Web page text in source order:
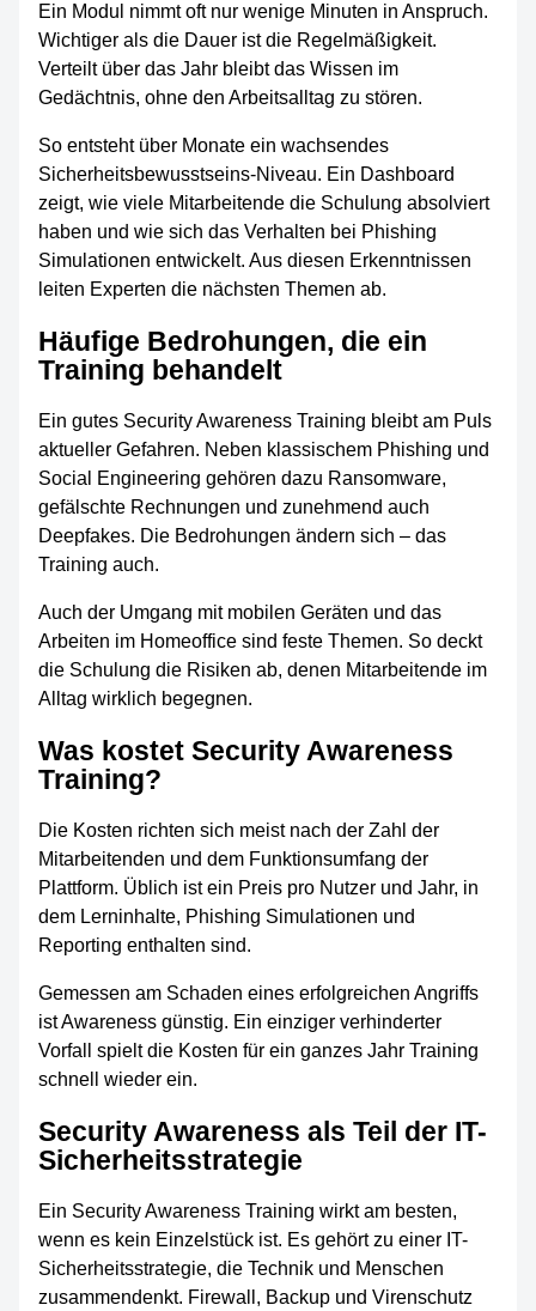
Ein Modul nimmt oft nur wenige Minuten in Anspruch.
Wichtiger als die Dauer ist die Regelmäßigkeit.
Verteilt über das Jahr bleibt das Wissen im
Gedächtnis, ohne den Arbeitsalltag zu stören.
So entsteht über Monate ein wachsendes
Sicherheitsbewusstseins-Niveau. Ein Dashboard
zeigt, wie viele Mitarbeitende die Schulung absolviert
haben und wie sich das Verhalten bei Phishing
Simulationen entwickelt. Aus diesen Erkenntnissen
leiten Experten die nächsten Themen ab.
Häufige Bedrohungen, die ein
Training behandelt
Ein gutes Security Awareness Training bleibt am Puls
aktueller Gefahren. Neben klassischem Phishing und
Social Engineering gehören dazu Ransomware,
gefälschte Rechnungen und zunehmend auch
Deepfakes. Die Bedrohungen ändern sich – das
Training auch.
Auch der Umgang mit mobilen Geräten und das
Arbeiten im Homeoffice sind feste Themen. So deckt
die Schulung die Risiken ab, denen Mitarbeitende im
Alltag wirklich begegnen.
Was kostet Security Awareness
Training?
Die Kosten richten sich meist nach der Zahl der
Mitarbeitenden und dem Funktionsumfang der
Plattform. Üblich ist ein Preis pro Nutzer und Jahr, in
dem Lerninhalte, Phishing Simulationen und
Reporting enthalten sind.
Gemessen am Schaden eines erfolgreichen Angriffs
ist Awareness günstig. Ein einziger verhinderter
Vorfall spielt die Kosten für ein ganzes Jahr Training
schnell wieder ein.
Security Awareness als Teil der IT-
Sicherheitsstrategie
Ein Security Awareness Training wirkt am besten,
wenn es kein Einzelstück ist. Es gehört zu einer IT-
Sicherheitsstrategie, die Technik und Menschen
zusammendenkt. Firewall, Backup und Virenschutz